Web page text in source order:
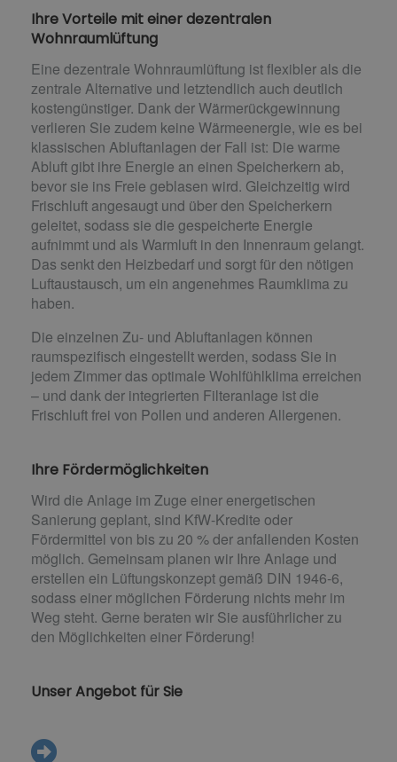
Ihre Vorteile mit einer dezentralen
Wohnraumlüftung
Eine dezentrale Wohnraumlüftung ist flexibler als die
zentrale Alternative und letztendlich auch deutlich
kostengünstiger. Dank der Wärmerückgewinnung
verlieren Sie zudem keine Wärmeenergie, wie es bei
klassischen Abluftanlagen der Fall ist: Die warme
Abluft gibt ihre Energie an einen Speicherkern ab,
bevor sie ins Freie geblasen wird. Gleichzeitig wird
Frischluft angesaugt und über den Speicherkern
geleitet, sodass sie die gespeicherte Energie
aufnimmt und als Warmluft in den Innenraum gelangt.
Das senkt den Heizbedarf und sorgt für den nötigen
Luftaustausch, um ein angenehmes Raumklima zu
haben.
Die einzelnen Zu- und Abluftanlagen können
raumspezifisch eingestellt werden, sodass Sie in
jedem Zimmer das optimale Wohlfühlklima erreichen
– und dank der integrierten Filteranlage ist die
Frischluft frei von Pollen und anderen Allergenen.
Ihre Fördermöglichkeiten
Wird die Anlage im Zuge einer energetischen
Sanierung geplant, sind KfW-Kredite oder
Fördermittel von bis zu 20 % der anfallenden Kosten
möglich. Gemeinsam planen wir Ihre Anlage und
erstellen ein Lüftungskonzept gemäß DIN 1946-6,
sodass einer möglichen Förderung nichts mehr im
Weg steht. Gerne beraten wir Sie ausführlicher zu
den Möglichkeiten einer Förderung!
Unser Angebot für Sie